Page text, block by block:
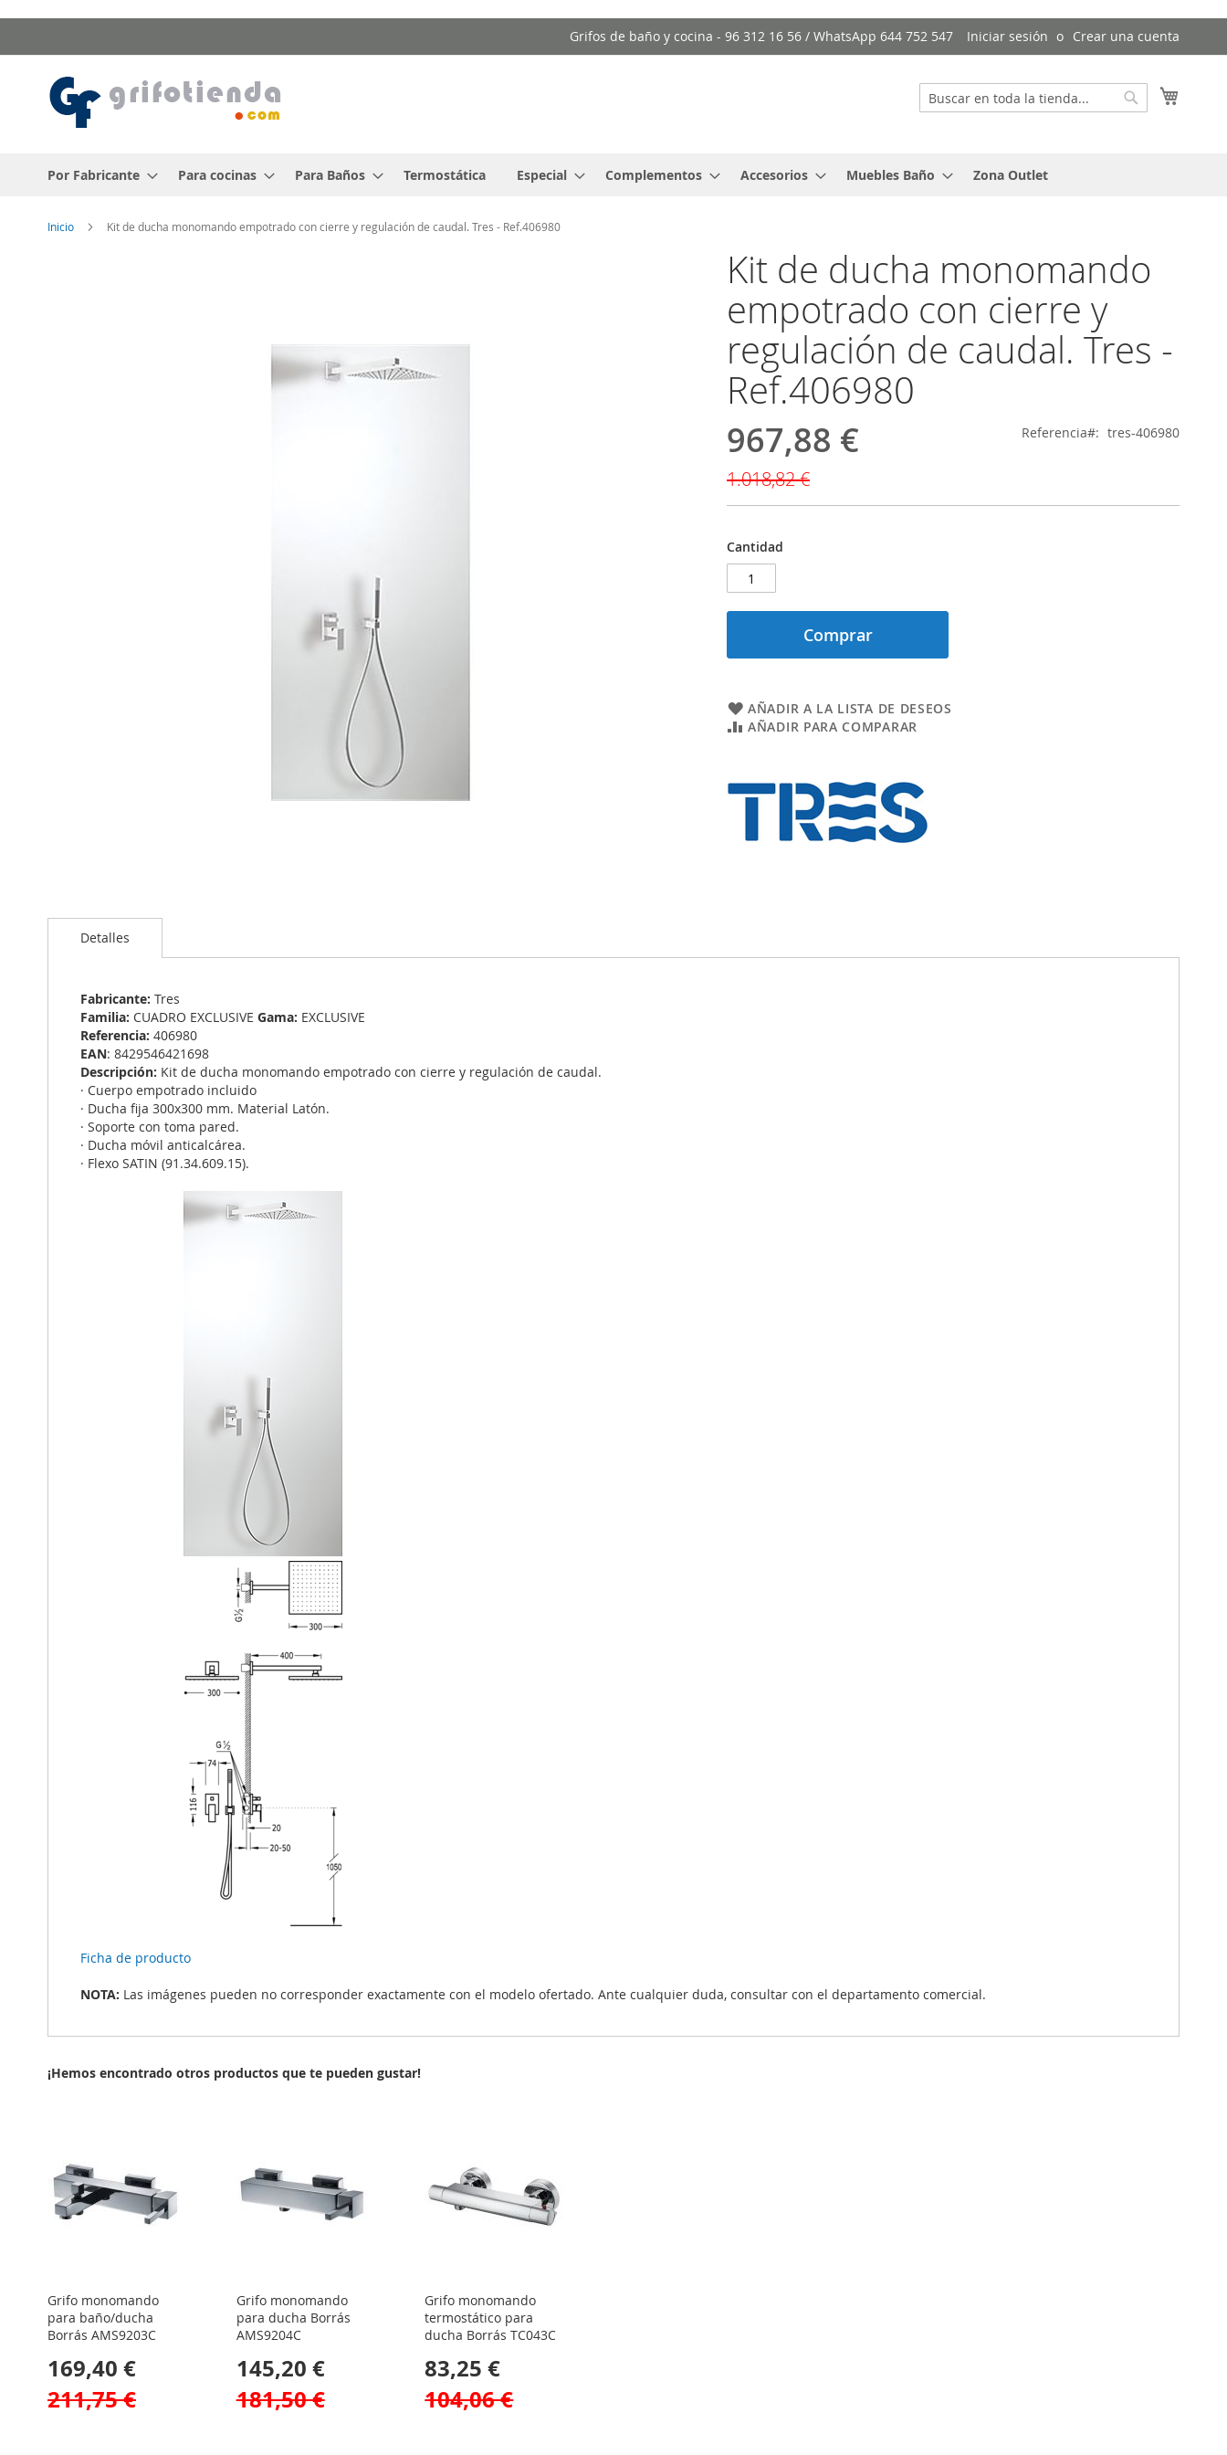
al
Grifos de baño y cocina - 96 312 16 56 / WhatsApp 644 752 547 Iniciar sesión Crear una cuenta
Buscar
Por Fabricante Para cocinas Para Baños Termostática Especial Complementos Accesorios Muebles Baño Zona Outlet
Inicio Kit de ducha monomando empotrado con cierre y regulación de caudal. Tres - Ref.406980
Kit de ducha monomando
empotrado con cierre y
regulación de caudal. Tres -
Ref.406980
Precio
especial
967,88 €
1.018,82 €
Referencia tres-406980
Cantidad
Comprar
AÑADIR A LA LISTA DE DESEOS
AÑADIR PARA COMPARAR
al
comienzo
galería
imágenes
Detalles
Fabricante: Tres
Familia: CUADRO EXCLUSIVE Gama: EXCLUSIVE
Referencia: 406980
EAN: 8429546421698
Descripción: Kit de ducha monomando empotrado con cierre y regulación de caudal.
· Cuerpo empotrado incluido
· Ducha fija 300x300 mm. Material Latón.
· Soporte con toma pared.
· Ducha móvil anticalcárea.
· Flexo SATIN (91.34.609.15).
Ficha de producto
NOTA: Las imágenes pueden no corresponder exactamente con el modelo ofertado. Ante cualquier duda, consultar con el departamento comercial.
¡Hemos encontrado otros productos que te pueden gustar!
Grifo monomando
para baño/ducha
Borrás AMS9203C
169,40 €
211,75 €
Grifo monomando
para ducha Borrás
AMS9204C
145,20 €
181,50 €
Grifo monomando
termostático para
ducha Borrás TC043C
83,25 €
104,06 €